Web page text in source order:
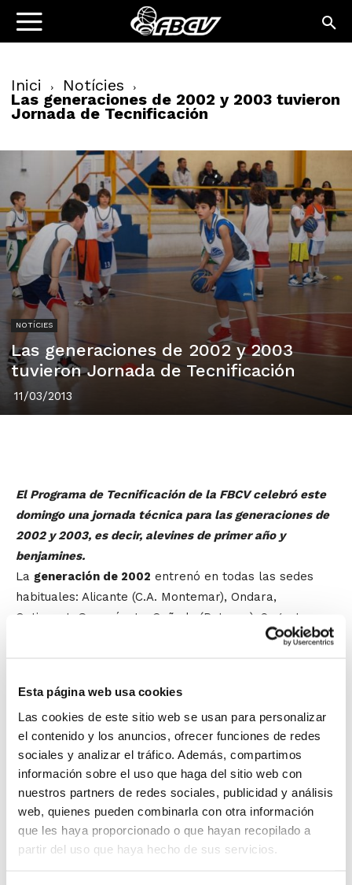
Esta página web usa cookies
Las cookies de este sitio web se usan para personalizar
el contenido y los anuncios, ofrecer funciones de redes
sociales y analizar el tráfico. Además, compartimos
información sobre el uso que haga del sitio web con
nuestros partners de redes sociales, publicidad y análisis
web, quienes pueden combinarla con otra información
que les haya proporcionado o que hayan recopilado a
partir del uso que haya hecho de sus servicios.
Inici Notícies
Las generaciones de 2002 y 2003 tuvieron
Jornada de Tecnificación
NOTÍCIES
Las generaciones de 2002 y 2003
tuvieron Jornada de Tecnificación
11/03/2013
El Programa de Tecnificación de la FBCV celebró este
domingo una jornada técnica para las generaciones de
2002 y 2003, es decir, alevines de primer año y
benjamines.
La generación de 2002 entrenó en todas las sedes
habituales: Alicante (C.A. Montemar), Ondara,
Ontinyent, Genovés, La Cañada (Paterna), Sagunto y
una sesión de trabajo en Alicante (C.A.
Montemar), Paterna y Burriana.
Son cientos los niños y niñas que se
benefician periódicamente del Programa
de Tecnificación de la FBCV, una iniciativa
que lleva a cabo la FBCV en colaboración